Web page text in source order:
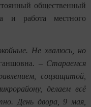
общественный
и работа местного
Не хвалюсь, но
– Стараемся
соцзащитой,
делаем всё
День двора, 9 мая,